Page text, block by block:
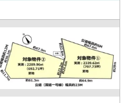
しております。ぜひご家族そ
業時間 午前9時00分～午後6時
時間帯はお電話でのお問い合
ます。右下の電話ボタンをタ
話ください。